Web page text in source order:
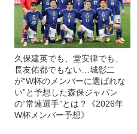
久保建英でも、堂安律でも、
長友佑都でもない…城彰二
が“W杯のメンバーに選ばれな
い”と予想した森保ジャパン
の“常連選手”とは？《2026年
W杯メンバー予想》